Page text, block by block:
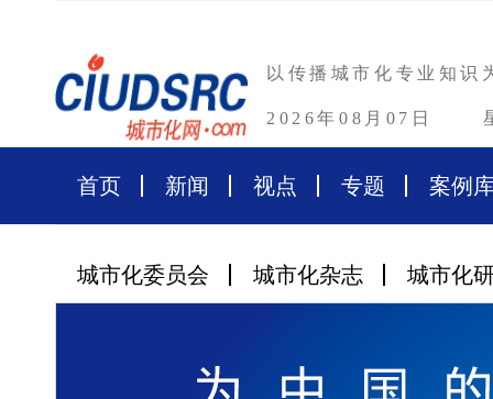
以传播城市化专业知识
2026年08月07日
首页 新闻 视点 专题 案例
城市化委员会 城市化杂志 城市化